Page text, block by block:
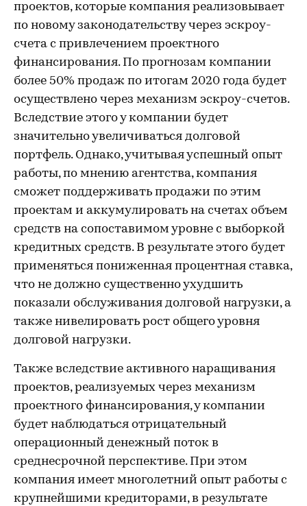
проектов, которые компания реализовывает
по новому законодательству через эскроу-
счета с привлечением проектного
финансирования. По прогнозам компании
более 50% продаж по итогам 2020 года будет
осуществлено через механизм эскроу-счетов.
Вследствие этого у компании будет
значительно увеличиваться долговой
портфель. Однако, учитывая успешный опыт
работы, по мнению агентства, компания
сможет поддерживать продажи по этим
проектам и аккумулировать на счетах объем
средств на сопоставимом уровне с выборкой
кредитных средств. В результате этого будет
применяться пониженная процентная ставка,
что не должно существенно ухудшить
показали обслуживания долговой нагрузки, а
также нивелировать рост общего уровня
долговой нагрузки.
Также вследствие активного наращивания
проектов, реализуемых через механизм
проектного финансирования, у компании
будет наблюдаться отрицательный
операционный денежный поток в
среднесрочной перспективе. При этом
компания имеет многолетний опыт работы с
крупнейшими кредиторами, в результате